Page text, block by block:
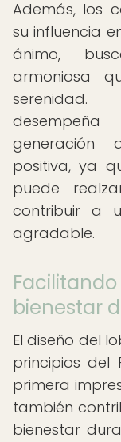
Además, los
su influencia
ánimo,
armoniosa
serenidad.
generación
positiva, ya
puede
contribuir a
agradable.
bienestar
El diseño del
principios del
primera
también
bienestar